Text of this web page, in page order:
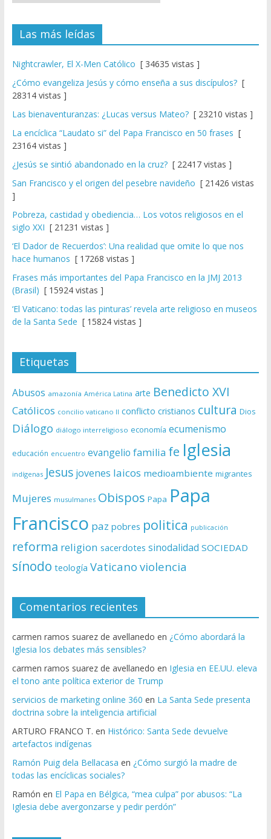
Las más leídas
Nightcrawler, El X-Men Católico [ 34635 vistas ]
¿Cómo evangeliza Jesús y cómo enseña a sus discípulos?[
28314 vistas ]
Las bienaventuranzas: ¿Lucas versus Mateo?[ 23210 vistas ]
La encíclica “Laudato si” del Papa Francisco en 50 frases [
23164 vistas ]
¿Jesús se sintió abandonado en la cruz?[ 22417 vistas ]
San Francisco y el origen del pesebre navideño [ 21426 vistas
]
Pobreza, castidad y obediencia… Los votos religiosos en el
siglo XXI [ 21231 vistas ]
‘El Dador de Recuerdos’: Una realidad que omite lo que nos
hace humanos [ 17268 vistas ]
Frases más importantes del Papa Francisco en la JMJ 2013
(Brasil) [ 15924 vistas ]
‘El Vaticano: todas las pinturas’ revela arte religioso en museos
de la Santa Sede [ 15824 vistas ]
Etiquetas
Abusos amazonía América Latina arte Benedicto XVI
Católicos concilio vaticano II conflicto cristianos cultura Dios
Diálogo diálogo interreligioso economía ecumenismo
educación encuentro evangelio familia fe Iglesia
indígenas Jesus jovenes laicos medioambiente migrantes
Mujeres musulmanes Obispos Papa Papa
Francisco paz pobres politica publicación
reforma religion sacerdotes sinodalidad SOCIEDAD
sínodo teología Vaticano violencia
Comentarios recientes
carmen ramos suarez de avellanedo en ¿Cómo abordará la
Iglesia los debates más sensibles?
carmen ramos suarez de avellanedo en Iglesia en EE.UU. eleva
el tono ante política exterior de Trump
servicios de marketing online 360 en La Santa Sede presenta
doctrina sobre la inteligencia artificial
ARTURO FRANCO T. en Histórico: Santa Sede devuelve
artefactos indígenas
Ramón Puig dela Bellacasa en ¿Cómo surgió la madre de
todas las encíclicas sociales?
Ramón en El Papa en Bélgica, “mea culpa” por abusos: “La
Iglesia debe avergonzarse y pedir perdón”